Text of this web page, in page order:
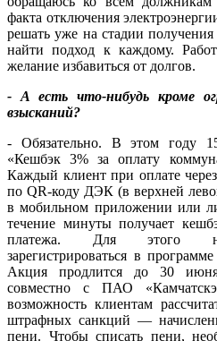
факта отключения
решать уже на стадии
найти подход к каждому.
желание избавиться от долгов.
- А есть что-нибудь кроме
взысканий?
- Обязательно. В этом году
«Кешбэк 3% за оплату
Каждый клиент при оплате
по QR-коду ДЭК (в верхней
в мобильном приложении или
течение минуты получает
платежа. Для этого
зарегистрироваться в
Акция продлится до 30
совместно с ПАО
возможность клиентам
штрафных санкций —
пени. Чтобы списать пени,